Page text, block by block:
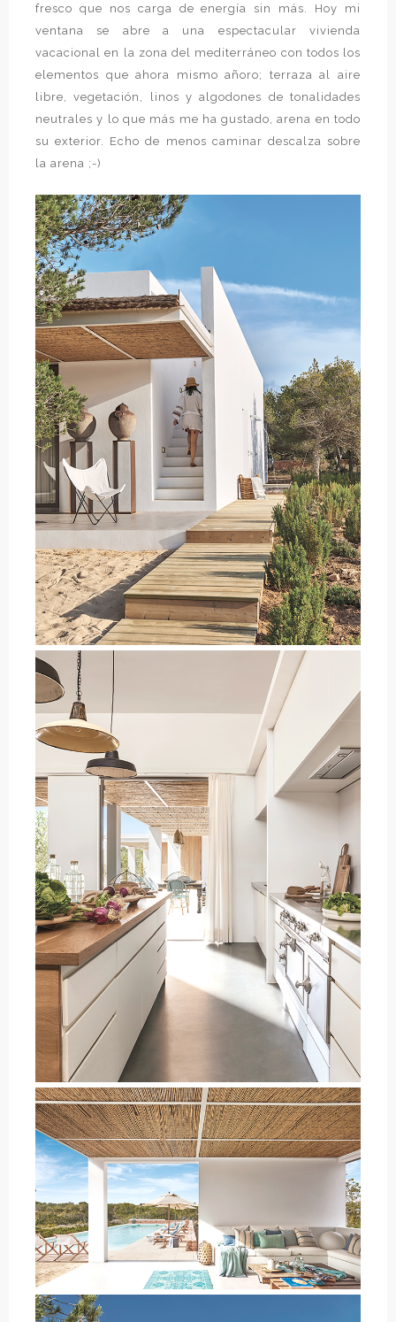
fresco que nos carga de energía sin más. Hoy mi
ventana se abre a una espectacular vivienda
vacacional en la zona del mediterráneo con todos los
elementos que ahora mismo añoro; terraza al aire
libre, vegetación, linos y algodones de tonalidades
neutrales y lo que más me ha gustado, arena en todo
su exterior. Echo de menos caminar descalza sobre
la arena ;-)